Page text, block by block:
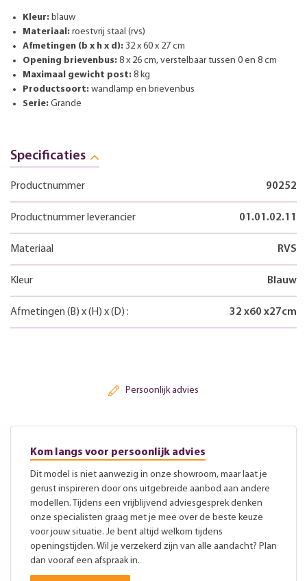
Kleur: blauw
Materiaal: roestvrij staal (rvs)
Afmetingen (b x h x d): 32 x 60 x 27 cm
Opening brievenbus: 8 x 26 cm, verstelbaar tussen 0 en 8 cm
Maximaal gewicht post: 8 kg
Productsoort: wandlamp en brievenbus
Serie: Grande
Specificaties
Productnummer 90252
Productnummer leverancier 01.01.02.11
Materiaal RVS
Kleur Blauw
Afmetingen (B) x(H) x(D) : 32 x60 x27cm
Persoonlijk advies
Kom langs voor persoonlijk advies
Dit model is niet aanwezig in onze showroom, maar laat je
gerust inspireren door ons uitgebreide aanbod aan andere
modellen. Tijdens een vrijblijvend adviesgesprek denken
onze specialisten graag met je mee over de beste keuze
voor jouw situatie. Je bent altijd welkom tijdens
openingstijden. Wil je verzekerd zijn van alle aandacht? Plan
dan vooraf een afspraak in.